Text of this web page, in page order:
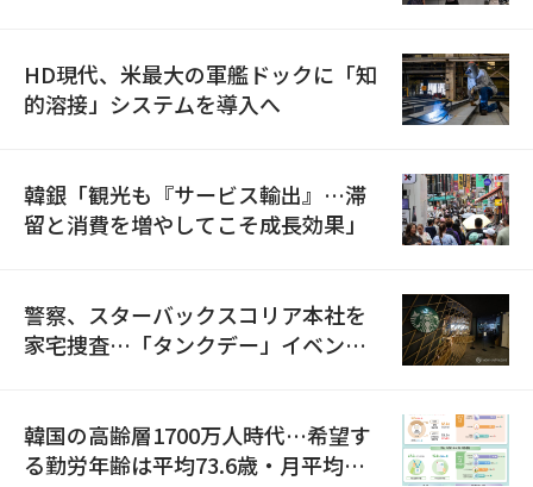
HD現代、米最大の軍艦ドックに「知
的溶接」システムを導入へ
韓銀「観光も『サービス輸出』…滞
留と消費を増やしてこそ成長効果」
警察、スターバックスコリア本社を
家宅捜査…「タンクデー」イベント
韓国の高齢層1700万人時代…希望す
る勤労年齢は平均73.6歳・月平均賃